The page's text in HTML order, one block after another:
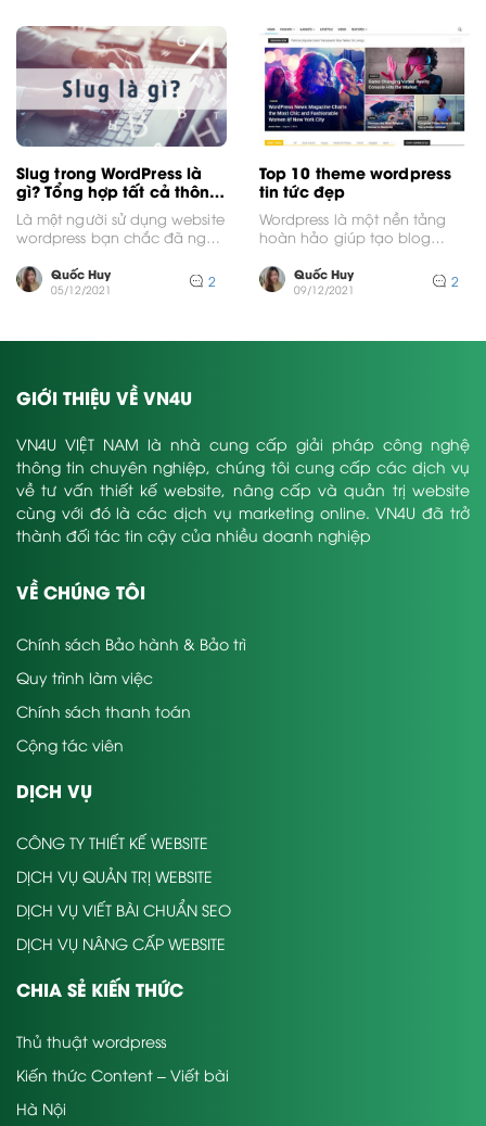
Slug trong WordPress là
gì? Tổng hợp tất cả thông
tin về Slug trong
wordpress cho SEO hiệu
quả
Là một người sử dụng website
wordpress bạn chắc đã nghe
Hôm nay,...
Quốc Huy
05/12/2021 2
Top 10 theme wordpress
tin tức đẹp
Wordpress là một nền tảng
hoàn hảo giúp tạo blog
nhiều tính năng...
Quốc Huy
09/12/2021 2
GIỚI THIỆU VỀ VN4U
VN4U VIỆT NAM là nhà cung cấp giải pháp công nghệ
thông tin chuyên nghiệp, chúng tôi cung cấp các dịch vụ
về tư vấn thiết kế website, nâng cấp và quản trị website
cùng với đó là các dịch vụ marketing online. VN4U đã trở
thành đối tác tin cậy của nhiều doanh nghiệp
VỀ CHÚNG TÔI
Chính sách Bảo hành & Bảo trì
Quy trình làm việc
Chính sách thanh toán
Cộng tác viên
DỊCH VỤ
CÔNG TY THIẾT KẾ WEBSITE
DỊCH VỤ QUẢN TRỊ WEBSITE
DỊCH VỤ VIẾT BÀI CHUẨN SEO
DỊCH VỤ NÂNG CẤP WEBSITE
CHIA SẺ KIẾN THỨC
Thủ thuật wordpress
Kiến thức Content – Viết bài
Hà Nội